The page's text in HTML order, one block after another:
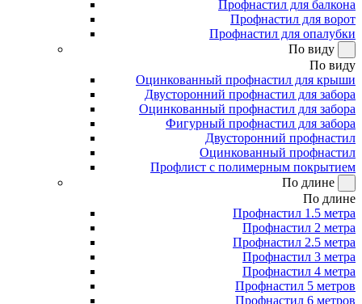
Профнастил для балкона
Профнастил для ворот
Профнастил для опалубки
По виду
По виду
Оцинкованный профнастил для крыши
Двусторонний профнастил для забора
Оцинкованный профнастил для забора
Фигурный профнастил для забора
Двусторонний профнастил
Оцинкованный профнастил
Профлист с полимерным покрытием
По длине
По длине
Профнастил 1.5 метра
Профнастил 2 метра
Профнастил 2.5 метра
Профнастил 3 метра
Профнастил 4 метра
Профнастил 5 метров
Профнастил 6 метров